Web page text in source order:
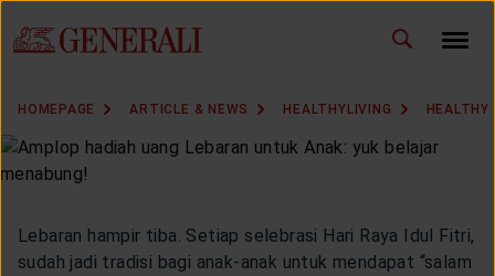
HOMEPAGE ARTICLE & NEWS HEALTHYLIVING HEALTHY
Lebaran hampir tiba. Setiap selebrasi Hari Raya Idul Fitri,
sudah jadi tradisi bagi anak-anak untuk mendapat “salam
CHANGE LANGUAGE ID EN
MARKETING OFFICE